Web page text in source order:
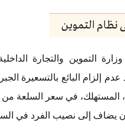
نظام التموين
التموين والتجارة
عدم إلزام البائع بالتسعيرة
المستهلك، في سعر السلعة من
نصيب الفرد في السلع التموينية